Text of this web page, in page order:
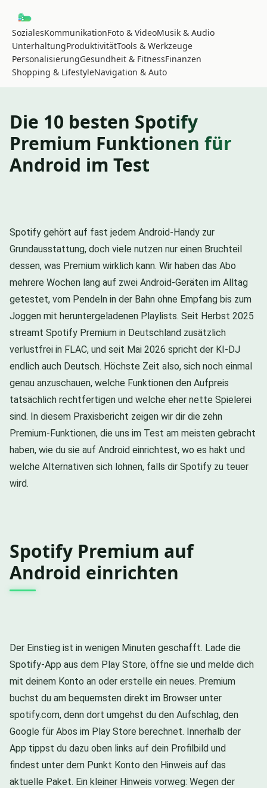
SozialesKommunikationFoto & VideoMusik & Audio
UnterhaltungProduktivitätTools & Werkzeuge
PersonalisierungGesundheit & FitnessFinanzen
Shopping & LifestyleNavigation & Auto
Die 10 besten Spotify
Premium Funktionen für
Android im Test
Spotify gehört auf fast jedem Android-Handy zur
Grundausstattung, doch viele nutzen nur einen Bruchteil
dessen, was Premium wirklich kann. Wir haben das Abo
mehrere Wochen lang auf zwei Android-Geräten im Alltag
getestet, vom Pendeln in der Bahn ohne Empfang bis zum
Joggen mit heruntergeladenen Playlists. Seit Herbst 2025
streamt Spotify Premium in Deutschland zusätzlich
verlustfrei in FLAC, und seit Mai 2026 spricht der KI-DJ
endlich auch Deutsch. Höchste Zeit also, sich noch einmal
genau anzuschauen, welche Funktionen den Aufpreis
tatsächlich rechtfertigen und welche eher nette Spielerei
sind. In diesem Praxisbericht zeigen wir dir die zehn
Premium-Funktionen, die uns im Test am meisten gebracht
haben, wie du sie auf Android einrichtest, wo es hakt und
welche Alternativen sich lohnen, falls dir Spotify zu teuer
wird.
Spotify Premium auf
Android einrichten
Der Einstieg ist in wenigen Minuten geschafft. Lade die
Spotify-App aus dem Play Store, öffne sie und melde dich
mit deinem Konto an oder erstelle ein neues. Premium
buchst du am bequemsten direkt im Browser unter
spotify.com, denn dort umgehst du den Aufschlag, den
Google für Abos im Play Store berechnet. Innerhalb der
App tippst du dazu oben links auf dein Profilbild und
findest unter dem Punkt Konto den Hinweis auf das
aktuelle Paket. Ein kleiner Hinweis vorweg: Wegen der